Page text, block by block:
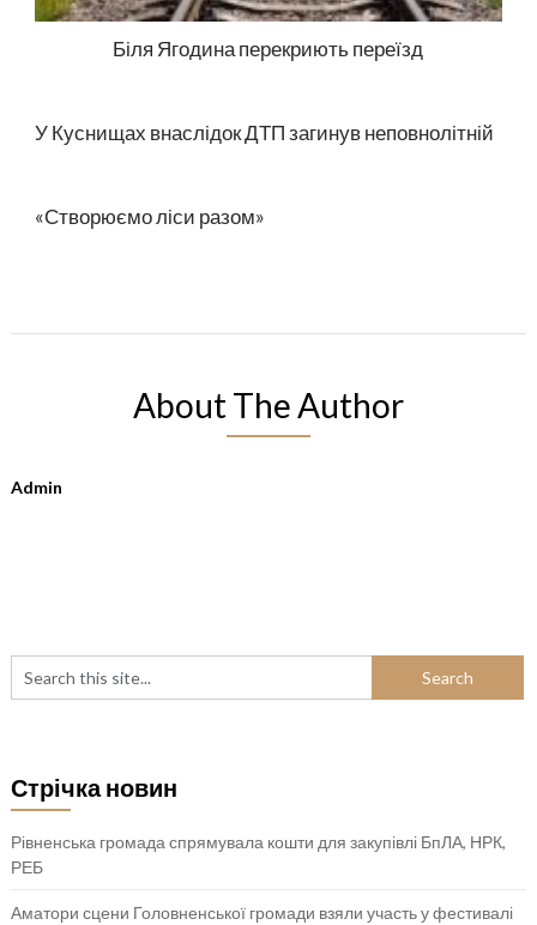
Біля Ягодина перекриють переїзд
У Куснищах внаслідок ДТП загинув неповнолітній
«Створюємо ліси разом»
About The Author
Admin
Стрічка новин
Рівненська громада спрямувала кошти для закупівлі БпЛА, НРК,
РЕБ
Аматори сцени Головненської громади взяли участь у фестивалі